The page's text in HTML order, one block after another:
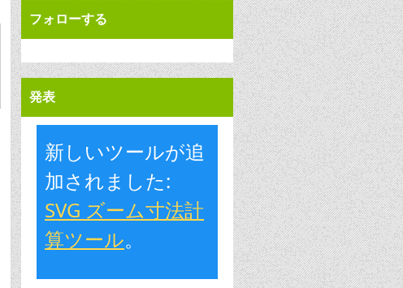
フォローする
発表
新しいツールが追
加されました:
SVG ズーム寸法計
算ツール。